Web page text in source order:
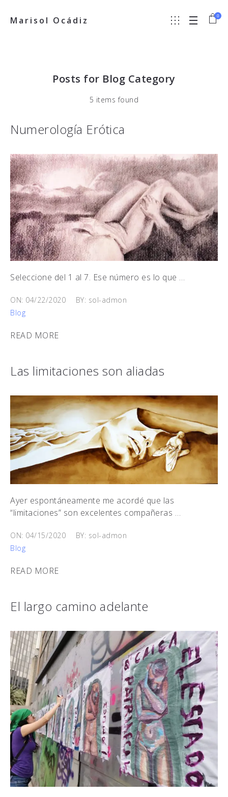
0
Marisol Ocádiz
Posts for Blog Category
5 items found
Numerología Erótica
Seleccione del 1 al 7. Ese número es lo que …
ON: 04/22/2020
BY: sol-admon
Blog
READ MORE
Las limitaciones son aliadas
Ayer espontáneamente me acordé que las
“limitaciones” son excelentes compañeras …
ON: 04/15/2020
BY: sol-admon
Blog
READ MORE
El largo camino adelante